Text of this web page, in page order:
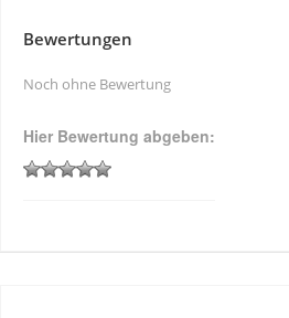
Bewertungen
Noch ohne Bewertung
Hier Bewertung abgeben: